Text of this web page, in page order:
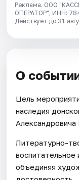
Реклама. ООО
ОПЕРАТОР", ИНН:
Действует до 31
О
Цель
наследия
Литературно-
воспитательное
объединяя